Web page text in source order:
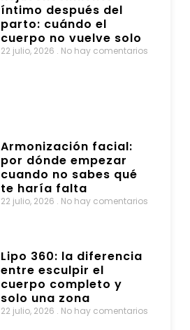
parto: cuándo el
cuerpo no vuelve solo
22 julio, 2026No hay comentarios
por dónde empezar
cuando no sabes qué
te haría falta
22 julio, 2026 No hay comentarios
entre esculpir el
cuerpo completo y
solo una zona
22 julio, 2026 No hay comentarios